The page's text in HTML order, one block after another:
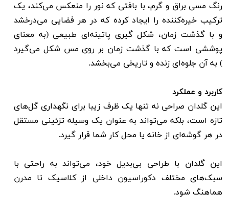
رنگ مسی براق و گرم، با بافتی که نور را منعکس می‌کند، یک
ترکیب خیره‌کننده را ایجاد کرده که در هر فضایی می‌درخشد
و با گذشت زمان، شکل گیری پاتینه‌ای طبیعی (به معنای
پوششی است که با گذشت زمان بر روی مس شکل می‌گیرد
) به آن جلوه‌ای زنده و تاریخی می‌بخشد.
کاربرد و عملکرد
این گلدان صراحی نه تنها یک ظرف زیبا برای نگهداری گل‌های
تازه است، بلکه می‌تواند به عنوان یک وسیله تزئینی مستقل
در هر گوشه‌ای از خانه یا محل کار شما قرار گیرد.
این گلدان با طراحی بی‌بدیل خود، می‌تواند به راحتی با
سبک‌های مختلف دکوراسیون داخلی از کلاسیک تا مدرن
هماهنگ شود.